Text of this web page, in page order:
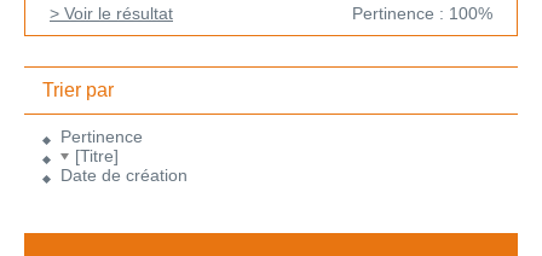
> Voir le résultat
Pertinence : 100%
Trier par
Pertinence
[Titre]
Date de création